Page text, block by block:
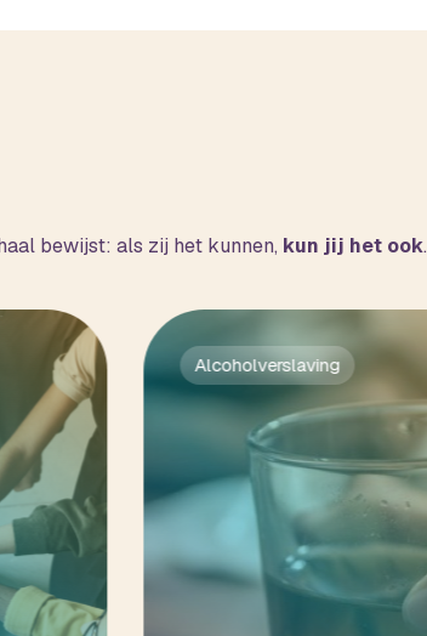
bewijst: als zij het kunnen, kun jij het ook.
Alcoholverslaving